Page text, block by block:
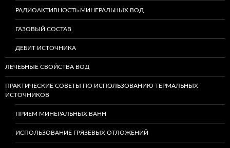
РАДИОАКТИВНОСТЬ МИНЕРАЛЬНЫХ ВОД
ГАЗОВЫЙ СОСТАВ
ДЕБИТ ИСТОЧНИКА
ЛЕЧЕБНЫЕ СВОЙСТВА ВОД
ПРАКТИЧЕСКИЕ СОВЕТЫ ПО ИСПОЛЬЗОВАНИЮ ТЕРМАЛЬНЫХ
ИСТОЧНИКОВ
ПРИЕМ МИНЕРАЛЬНЫХ ВАНН
ИСПОЛЬЗОВАНИЕ ГРЯЗЕВЫХ ОТЛОЖЕНИЙ